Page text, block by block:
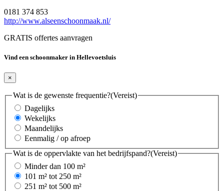
0181 374 853
http://www.alseenschoonmaak.nl/
GRATIS offertes aanvragen
Vind een schoonmaker in Hellevoetsluis
×
Wat is de gewenste frequentie?(Vereist)
Dagelijks
Wekelijks
Maandelijks
Eenmalig / op afroep
Wat is de oppervlakte van het bedrijfspand?(Vereist)
Minder dan 100 m²
101 m² tot 250 m²
251 m² tot 500 m²